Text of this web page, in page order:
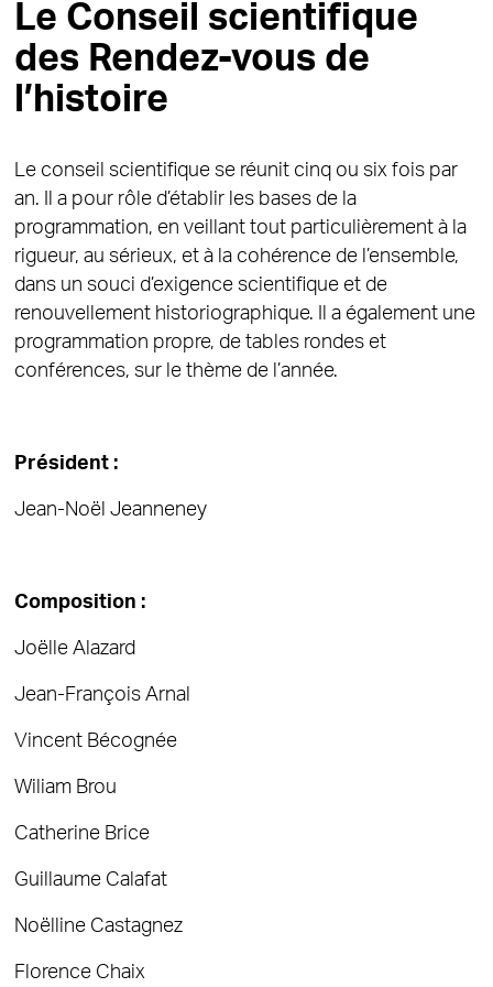
Le Conseil scientifique
des Rendez-vous de
l’histoire
Le conseil scientifique se réunit cinq ou six fois par
an. Il a pour rôle d’établir les bases de la
programmation, en veillant tout particulièrement à la
rigueur, au sérieux, et à la cohérence de l’ensemble,
dans un souci d’exigence scientifique et de
renouvellement historiographique. Il a également une
programmation propre, de tables rondes et
conférences, sur le thème de l’année.
Président :
Jean-Noël Jeanneney
Composition :
Joëlle Alazard
Jean-François Arnal
Vincent Bécognée
Wiliam Brou
Catherine Brice
Guillaume Calafat
Noëlline Castagnez
Florence Chaix